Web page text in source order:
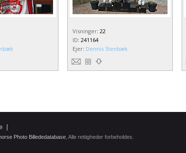
Visninger: 22
ID: 241164
Ejer: Dennis Stenbæk
Photo Billededatabase , Alle rettigheder forbeholdes.